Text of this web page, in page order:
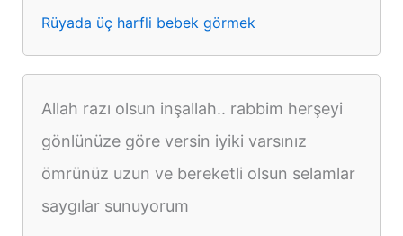
Rüyada üç harfli bebek görmek
Allah razı olsun inşallah.. rabbim herşeyi
gönlünüze göre versin iyiki varsınız
ömrünüz uzun ve bereketli olsun selamlar
saygılar sunuyorum